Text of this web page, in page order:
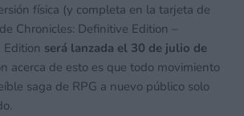
física (y completa en la tarjeta de
Chronicles: Definitive Edition –
será lanzada el 30 de julio de
acerca de esto es que todo movimiento
saga de RPG a nuevo público solo